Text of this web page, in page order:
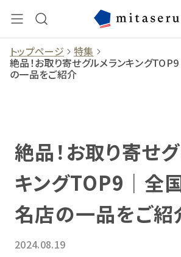
トップページ 特集
絶品！お取り寄せグルメランキング
の一品をご紹介
絶品！お取り寄せ
キングTOP9｜全
名店の一品をご紹
2024.08.19